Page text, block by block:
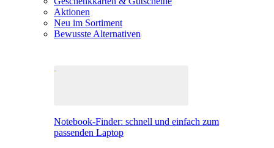
Aktionen
Neu im Sortiment
Bewusste Alternativen
Notebook-Finder: schnell und einfach zum
passenden Laptop